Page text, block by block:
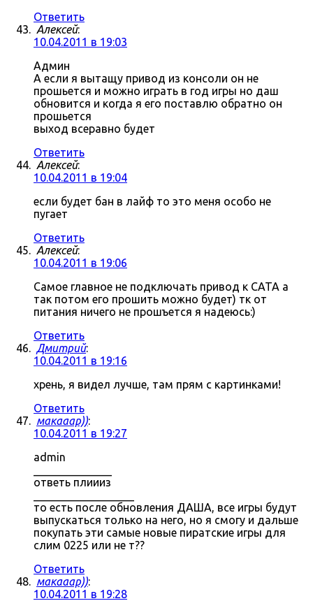
Ответить
Алексей:
10.04.2011 в 19:03
Админ
А если я вытащу привод из консоли он не
прошьется и можно играть в год игры но даш
обновится и когда я его поставлю обратно он
прошьется
выход всеравно будет
Ответить
Алексей:
10.04.2011 в 19:04
если будет бан в лайф то это меня особо не
пугает
Ответить
Алексей:
10.04.2011 в 19:06
Самое главное не подключать привод к САТА а
так потом его прошить можно будет) тк от
питания ничего не прошъется я надеюсь:)
Ответить
Дмитрий:
10.04.2011 в 19:16
хрень, я видел лучше, там прям с картинками!
Ответить
макааар)):
10.04.2011 в 19:27
admin
ответь плиииз
то есть после обновления ДАША, все игры будут
выпускаться только на него, но я смогу и дальше
покупать эти самые новые пиратские игры для
слим 0225 или не т??
Ответить
макааар)):
10.04.2011 в 19:28